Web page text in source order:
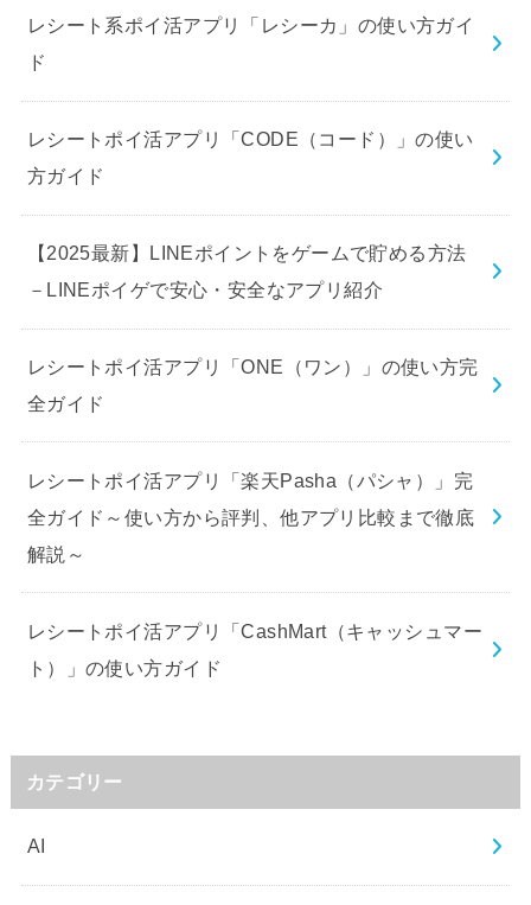
レシート系ポイ活アプリ「レシーカ」の使い方ガイ
ド
レシートポイ活アプリ「CODE（コード）」の使い
方ガイド
【2025最新】LINEポイントをゲームで貯める方法
－LINEポイゲで安心・安全なアプリ紹介
レシートポイ活アプリ「ONE（ワン）」の使い方完
全ガイド
レシートポイ活アプリ「楽天Pasha（パシャ）」完
全ガイド～使い方から評判、他アプリ比較まで徹底
解説～
レシートポイ活アプリ「CashMart（キャッシュマー
ト）」の使い方ガイド
カテゴリー
AI